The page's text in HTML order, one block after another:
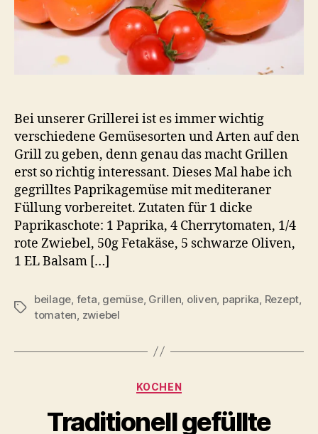
Bei unserer Grillerei ist es immer wichtig
verschiedene Gemüsesorten und Arten auf den
Grill zu geben, denn genau das macht Grillen
erst so richtig interessant. Dieses Mal habe ich
gegrilltes Paprikagemüse mit mediteraner
Füllung vorbereitet. Zutaten für 1 dicke
Paprikaschote: 1 Paprika, 4 Cherrytomaten, 1/4
rote Zwiebel, 50g Fetakäse, 5 schwarze Oliven,
1 EL Balsam […]
Schlagwörter
beilage, feta, gemüse, Grillen, oliven, paprika, Rezept,
tomaten, zwiebel
Kategorien
KOCHEN
Traditionell gefüllte